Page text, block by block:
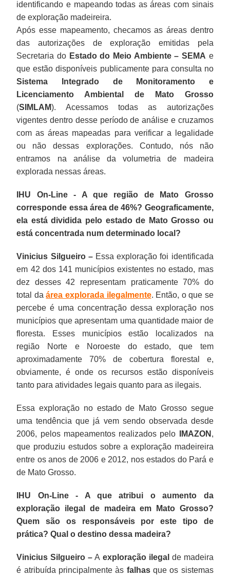
identificando e mapeando todas as áreas com sinais
de exploração madeireira.
Após esse mapeamento, checamos as áreas dentro
das autorizações de exploração emitidas pela
Secretaria do Estado do Meio Ambiente – SEMA e
que estão disponíveis publicamente para consulta no
Sistema Integrado de Monitoramento e
Licenciamento Ambiental de Mato Grosso
(SIMLAM). Acessamos todas as autorizações
vigentes dentro desse período de análise e cruzamos
com as áreas mapeadas para verificar a legalidade
ou não dessas explorações. Contudo, nós não
entramos na análise da volumetria de madeira
explorada nessas áreas.
IHU On-Line - A que região de Mato Grosso
corresponde essa área de 46%? Geograficamente,
ela está dividida pelo estado de Mato Grosso ou
está concentrada num determinado local?
Vinicius Silgueiro –Essa exploração foi identificada
em 42 dos 141 municípios existentes no estado, mas
dez desses 42 representam praticamente 70% do
total daárea explorada ilegalmente. Então, o que se
percebe é uma concentração dessa exploração nos
municípios que apresentam uma quantidade maior de
floresta. Esses municípios estão localizados na
região Norte e Noroeste do estado, que tem
aproximadamente 70% de cobertura florestal e,
obviamente, é onde os recursos estão disponíveis
tanto para atividades legais quanto para as ilegais.
Essa exploração no estado de Mato Grosso segue
uma tendência que já vem sendo observada desde
2006, pelos mapeamentos realizados pelo
IMAZON ,
que produziu estudos sobre a exploração madeireira
entre os anos de 2006 e 2012, nos estados do Pará e
de Mato Grosso.
IHU On-Line - A que atribui o aumento da
exploração ilegal de madeira em Mato Grosso?
Quem são os responsáveis por este tipo de
prática? Qual o destino dessa madeira?
Vinicius Silgueiro – A exploração ilegal de madeira
é atribuída principalmente às falhasque os sistemas